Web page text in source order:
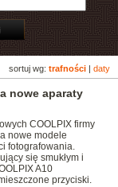
sortuj wg: trafności daty
nowe aparaty
COOLPIX firmy
nowe modele
fotografowania.
się smukłym i
A10
przyciski.